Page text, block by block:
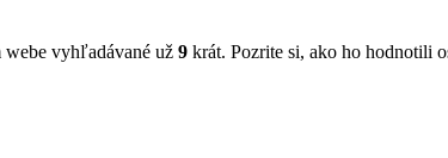
webe vyhľadávané už 9 krát. Pozrite si, ako ho hodnotili